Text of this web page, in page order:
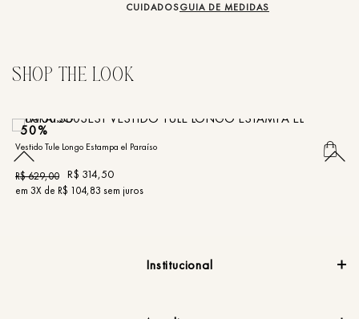
CUIDADOSGUIA DE MEDIDAS
50%
Vestido Tule Longo Estampa el Paraíso
R$629,00 R$ 314,50
em 3X de R$ 104,83 sem juros
Institucional